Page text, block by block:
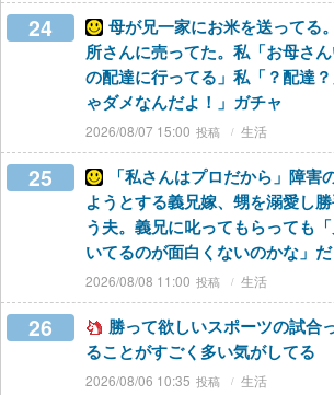
24
母が兄一家にお米を送ってる
所さんに売ってた。私「お母さ
の配達に行ってる」私「？配達
ゃダメなんだよ！」ガチャ
2026/08/07 15:00 生活
25
「私さんはプロだから」障害
ようとする義兄嫁、甥を溺愛し
う夫。義兄に叱ってもらっても
いてるのが面白くないのかな」
2026/08/08 11:00 生活
26
勝って欲しいスポーツの試合
ることがすごく多い気がしてる
2026/08/06 10:35 生活